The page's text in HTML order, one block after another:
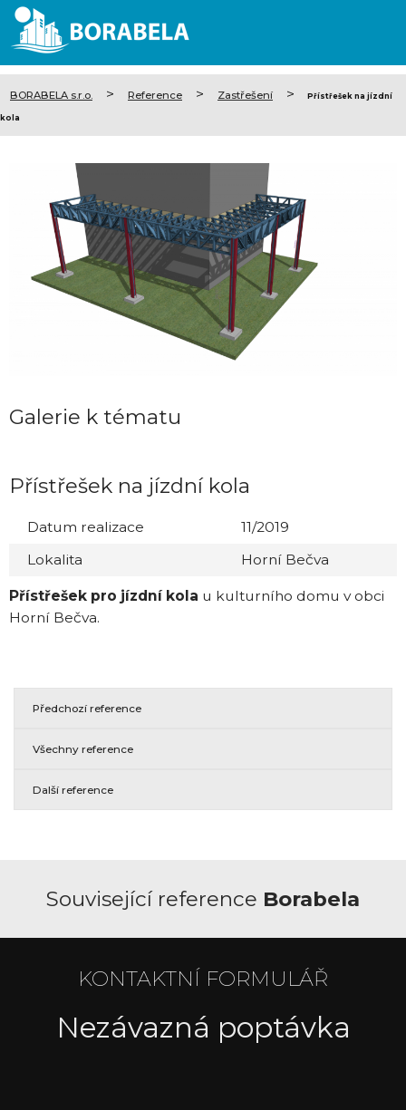
BORABELA s.r.o. > Reference > Zastřešení > Přístřešek na jízdní
kola
Galerie k tématu
Přístřešek na jízdní kola
Datum realizace
11/2019
Lokalita
Horní Bečva
Přístřešek pro jízdní kola u kulturního domu v obci
Horní Bečva.
Předchozí reference
Všechny reference
Další reference
Související reference Borabela
KONTAKTNÍ FORMULÁŘ
Nezávazná poptávka